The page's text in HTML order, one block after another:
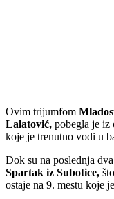
Ovim trijumfom
Lalatović, pobegla je iz
koje je trenutno vodi u
Dok su na poslednja
Spartak iz Subotice,
ostaje na 9. mestu koje